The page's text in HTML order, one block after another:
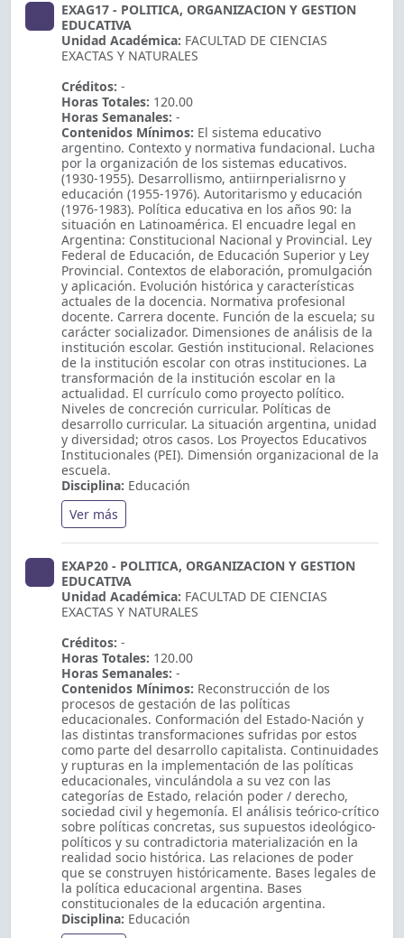
EXAG17 - POLITICA, ORGANIZACION Y GESTION
EDUCATIVA
Unidad Académica: FACULTAD DE CIENCIAS
EXACTAS Y NATURALES
Créditos: -
Horas Totales: 120.00
Horas Semanales: -
Contenidos Mínimos: El sistema educativo
argentino. Contexto y normativa fundacional. Lucha
por la organización de los sistemas educativos.
(1930-1955). Desarrollismo, antiirnperialisrno y
educación (1955-1976). Autoritarismo y educación
(1976-1983). Política educativa en los años 90: la
situación en Latinoamérica. El encuadre legal en
Argentina: Constitucional Nacional y Provincial. Ley
Federal de Educación, de Educación Superior y Ley
Provincial. Contextos de elaboración, promulgación
y aplicación. Evolución histórica y características
actuales de la docencia. Normativa profesional
docente. Carrera docente. Función de la escuela; su
carácter socializador. Dimensiones de análisis de la
institución escolar. Gestión institucional. Relaciones
de la institución escolar con otras instituciones. La
transformación de la institución escolar en la
actualidad. El currículo como proyecto político.
Niveles de concreción curricular. Políticas de
desarrollo curricular. La situación argentina, unidad
y diversidad; otros casos. Los Proyectos Educativos
Institucionales (PEI). Dimensión organizacional de la
escuela.
Disciplina: Educación
Ver más
EXAP20 - POLITICA, ORGANIZACION Y GESTION
EDUCATIVA
Unidad Académica: FACULTAD DE CIENCIAS
EXACTAS Y NATURALES
Créditos: -
Horas Totales: 120.00
Horas Semanales: -
Contenidos Mínimos: Reconstrucción de los
procesos de gestación de las políticas
educacionales. Conformación del Estado-Nación y
las distintas transformaciones sufridas por estos
como parte del desarrollo capitalista. Continuidades
y rupturas en la implementación de las políticas
educacionales, vinculándola a su vez con las
categorías de Estado, relación poder / derecho,
sociedad civil y hegemonía. El análisis teórico-crítico
sobre políticas concretas, sus supuestos ideológico-
políticos y su contradictoria materialización en la
realidad socio­ histórica. Las relaciones de poder
que se construyen históricamente. Bases legales de
la política educacional argentina. Bases
constitucionales de la educación argentina.
Disciplina: Educación